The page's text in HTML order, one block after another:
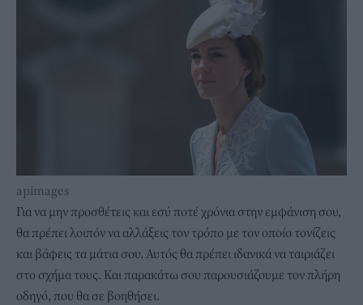
apimages
Για να μην προσθέτεις και εσύ ποτέ χρόνια στην εμφάνιση σου,
θα πρέπει λοιπόν να αλλάξεις τον τρόπο με τον οποίο τονίζεις
και βάφεις τα μάτια σου. Αυτός θα πρέπει ιδανικά να ταιριάζει
στο σχήμα τους. Και παρακάτω σου παρουσιάζουμε τον πλήρη
οδηγό, που θα σε βοηθήσει.